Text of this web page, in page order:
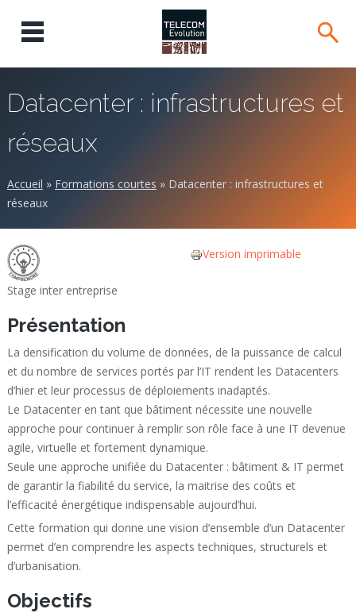
Datacenter : infrastructures et
réseaux
Accueil » Formations courtes » Datacenter : infrastructures et
réseaux
Version imprimable
Stage inter entreprise
Présentation
La densification du volume de données, de la puissance de calcul
et du nombre de services portés par l’IT rendent les Datacenters
d’hier et leur processus de déploiements inadaptés.
Le Datacenter en tant que bâtiment nécessite une nouvelle
approche pour continuer à remplir son rôle face à une IT devenue
agile, virtuelle et fortement dynamique.
Seule une approche unifiée du Datacenter : bâtiment & IT permet
de garantir la fiabilité du service, la maitrise des coûts et
l’efficacité énergétique indispensable aujourd’hui.
Cette formation qui donne une vision d’ensemble d’un Datacenter
permet d’en comprendre les aspects techniques, structurels et
d’urbanisation.
Objectifs